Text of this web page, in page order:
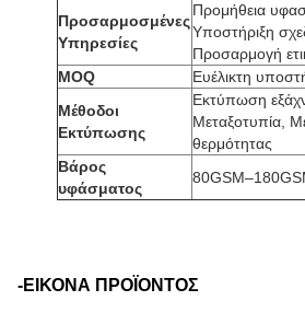
Προσαρμοσμένες
Υπηρεσίες
Προμήθεια
Υποστήριξη
Προσαρμογή
MOQ
Ευέλικτη
Μέθοδοι
Εκτύπωσης
Εκτύπωση
Μεταξοτυπία,
θερμότητας
Βάρος
υφάσματος
-ΕΙΚΟΝΑ ΠΡΟΪΟΝΤΟΣ